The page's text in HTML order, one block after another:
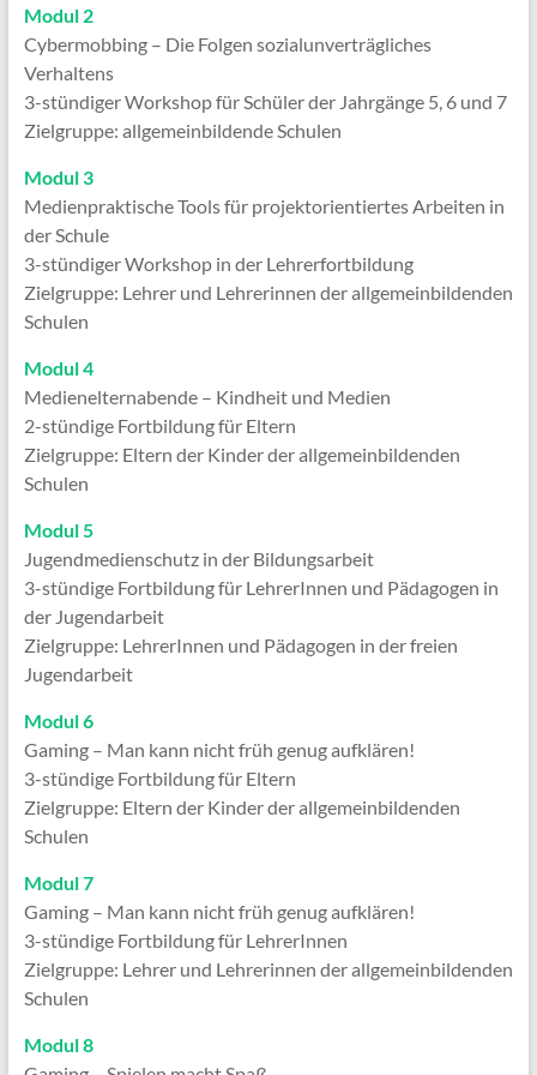
Modul 2
Cybermobbing – Die Folgen sozialunverträgliches
Verhaltens
3-stündiger Workshop für Schüler der Jahrgänge 5, 6 und 7
Zielgruppe: allgemeinbildende Schulen
Modul 3
Medienpraktische Tools für projektorientiertes Arbeiten in
der Schule
3-stündiger Workshop in der Lehrerfortbildung
Zielgruppe: Lehrer und Lehrerinnen der allgemeinbildenden
Schulen
Modul 4
Medienelternabende – Kindheit und Medien
2-stündige Fortbildung für Eltern
Zielgruppe: Eltern der Kinder der allgemeinbildenden
Schulen
Modul 5
Jugendmedienschutz in der Bildungsarbeit
3-stündige Fortbildung für LehrerInnen und Pädagogen in
der Jugendarbeit
Zielgruppe: LehrerInnen und Pädagogen in der freien
Jugendarbeit
Modul 6
Gaming – Man kann nicht früh genug aufklären!
3-stündige Fortbildung für Eltern
Zielgruppe: Eltern der Kinder der allgemeinbildenden
Schulen
Modul 7
Gaming – Man kann nicht früh genug aufklären!
3-stündige Fortbildung für LehrerInnen
Zielgruppe: Lehrer und Lehrerinnen der allgemeinbildenden
Schulen
Modul 8